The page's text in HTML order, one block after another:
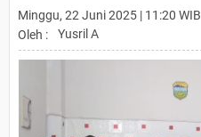
Minggu, 22 Juni 2025 | 11:20 WIB
Oleh :
Yusril A